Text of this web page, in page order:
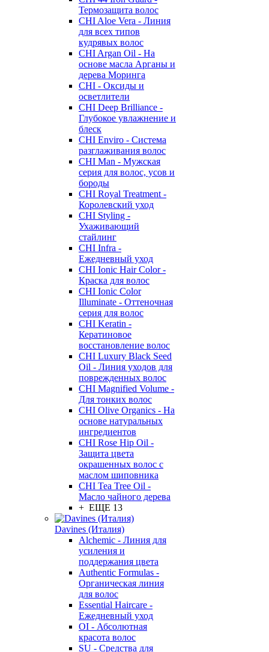
Термозащита волос
CHI Aloe Vera - Линия
для всех типов
кудрявых волос
CHI Argan Oil - На
основе масла Арганы и
дерева Моринга
CHI - Оксиды и
осветлители
CHI Deep Brilliance -
Глубокое увлажнение и
блеск
CHI Enviro - Система
разглаживания волос
CHI Man - Мужская
серия для волос, усов и
бороды
CHI Royal Treatment -
Королевский уход
CHI Styling -
Ухаживающий
стайлинг
CHI Infra -
Ежедневный уход
CHI Ionic Hair Color -
Краска для волос
CHI Ionic Color
Illuminate - Оттеночная
серия для волос
CHI Keratin -
Кератиновое
восстановление волос
CHI Luxury Black Seed
Oil - Линия уходов для
поврежденных волос
CHI Magnified Volume -
Для тонких волос
CHI Olive Organics - На
основе натуральных
ингредиентов
CHI Rose Hip Oil -
Защита цвета
окрашенных волос с
маслом шиповника
CHI Tea Tree Oil -
Масло чайного дерева
+ ЕЩЕ 13
Davines (Италия)
Alchemic - Линия для
усиления и
поддержания цвета
Authentic Formulas -
Органическая линия
для волос
Essential Haircare -
Eжедневный уход
OI - Абсолютная
красота волос
SU - Средства для